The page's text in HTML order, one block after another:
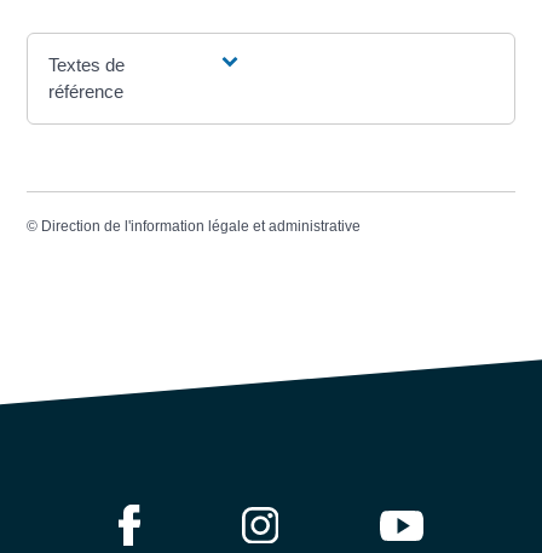
Textes de
référence
© Direction de l'information légale et administrative